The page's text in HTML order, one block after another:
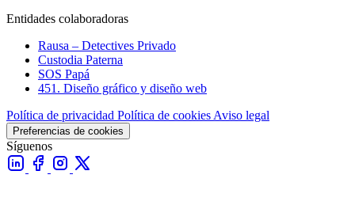
Entidades colaboradoras
Rausa – Detectives Privado
Custodia Paterna
SOS Papá
451. Diseño gráfico y diseño web
Política de privacidad Política de cookies Aviso legal
Preferencias de cookies
Síguenos